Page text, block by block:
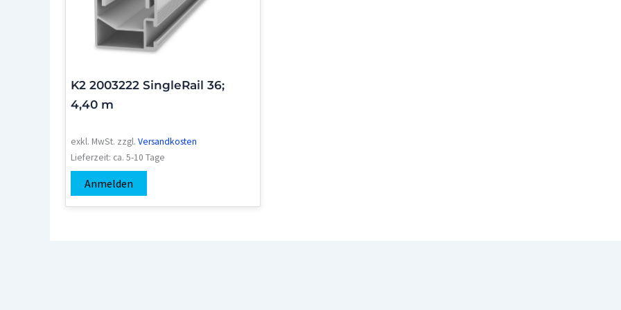
K2 2003222 SingleRail 36;
4,40 m
exkl. MwSt. zzgl.Versandkosten
Lieferzeit: ca. 5-10 Tage
Anmelden